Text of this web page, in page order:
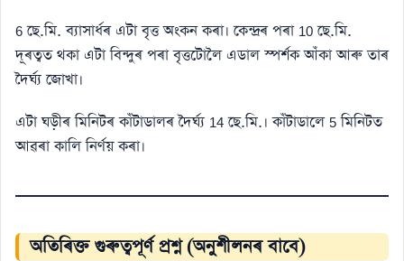
6 ছে.মি. ব্যাসাৰ্ধৰ এটা বৃত্ত অংকন কৰা। কেন্দ্ৰৰ পৰা 10 ছে.মি.
দূৰত্বত থকা এটা বিন্দুৰ পৰা বৃত্তটোলৈ এডাল স্পৰ্শক আঁকা আৰু তাৰ
দৈৰ্ঘ্য জোখা।
এটা ঘড়ীৰ মিনিটৰ কাঁটাডালৰ দৈৰ্ঘ্য 14 ছে.মি.। কাঁটাডালে 5 মিনিটত
আৱৰা কালি নিৰ্ণয় কৰা।
অতিৰিক্ত গুৰুত্বপূৰ্ণ প্ৰশ্ন (অনুশীলনৰ বাবে)